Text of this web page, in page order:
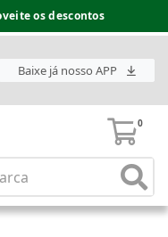
os descontos
Baixe já nosso APP
0